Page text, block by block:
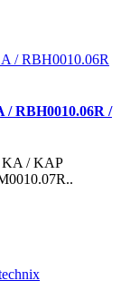
/ RBH0010.06R /
KA / KAP